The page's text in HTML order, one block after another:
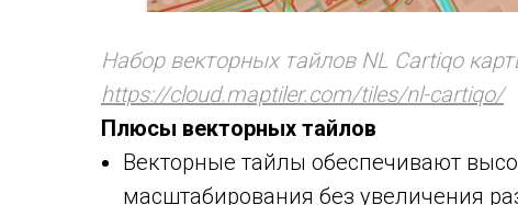
Набор векторных тайлов NL Cartiqo
https://cloud.maptiler.com/tiles/nl-cartiqo/
Плюсы векторных тайлов
Векторные тайлы обеспечивают
масштабирования без увеличения